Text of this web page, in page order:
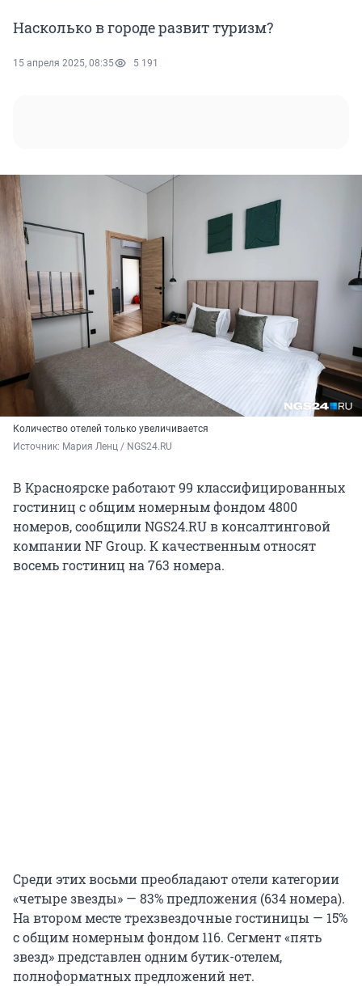
Насколько в городе развит туризм?
15 апреля 2025, 08:35 5 191
Количество отелей только увеличивается
Источник: Мария Ленц / NGS24.RU
В Красноярске работают 99 классифицированных
гостиниц с общим номерным фондом 4800
номеров, сообщили NGS24.RU в консалтинговой
компании NF Group. К качественным относят
восемь гостиниц на 763 номера.
Среди этих восьми преобладают отели категории
«четыре звезды» — 83% предложения (634 номера).
На втором месте трехзвездочные гостиницы — 15%
с общим номерным фондом 116. Сегмент «пять
звезд» представлен одним бутик-отелем,
полноформатных предложений нет.